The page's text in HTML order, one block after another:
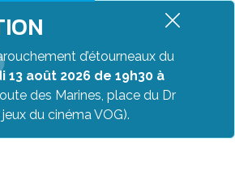
d’étourneaux du
13 août 2026 de 19h30 à
des Marines, place du Dr
du cinéma VOG).